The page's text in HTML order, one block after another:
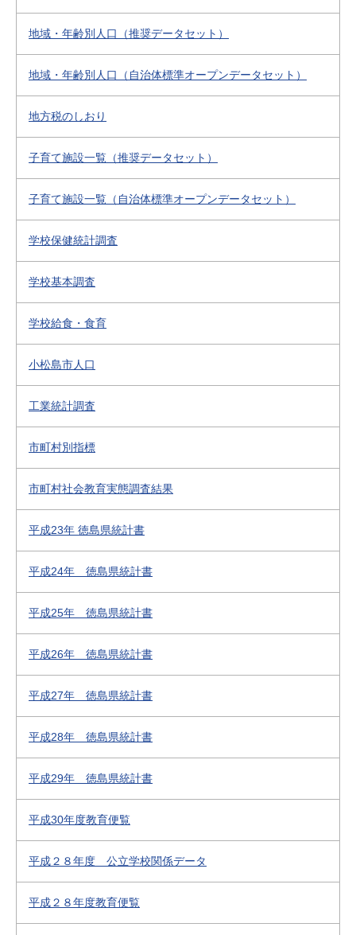
地域・年齢別人口（推奨データセット）
地域・年齢別人口（自治体標準オープンデータセット）
地方税のしおり
子育て施設一覧（推奨データセット）
子育て施設一覧（自治体標準オープンデータセット）
学校保健統計調査
学校基本調査
学校給食・食育
小松島市人口
工業統計調査
市町村別指標
市町村社会教育実態調査結果
平成23年 徳島県統計書
平成24年 徳島県統計書
平成25年 徳島県統計書
平成26年 徳島県統計書
平成27年 徳島県統計書
平成28年 徳島県統計書
平成29年 徳島県統計書
平成30年度教育便覧
平成２８年度 公立学校関係データ
平成２８年度教育便覧